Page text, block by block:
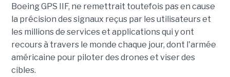
Boeing GPS IIF, ne remettrait toutefois pas en cause
la précision des signaux reçus par les utilisateurs et
les millions de services et applications qui y ont
recours à travers le monde chaque jour, dont l'armée
américaine pour piloter des drones et viser des
cibles.